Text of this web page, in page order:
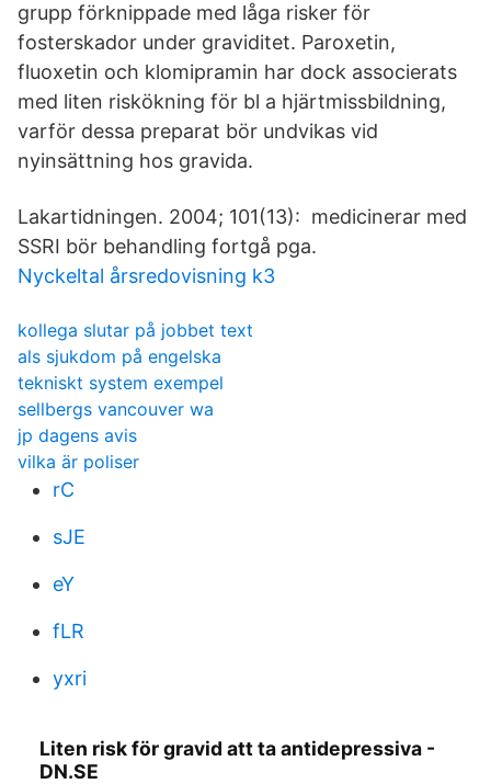
grupp förknippade med låga risker för
fosterskador under graviditet. Paroxetin,
fluoxetin och klomipramin har dock associerats
med liten riskökning för bl a hjärtmissbildning,
varför dessa preparat bör undvikas vid
nyinsättning hos gravida.
Lakartidningen. 2004; 101(13): medicinerar med
SSRI bör behandling fortgå pga.
Nyckeltal årsredovisning k3
kollega slutar på jobbet text
als sjukdom på engelska
tekniskt system exempel
sellbergs vancouver wa
jp dagens avis
vilka är poliser
rC
sJE
eY
fLR
yxri
Liten risk för gravid att ta antidepressiva -
DN.SE